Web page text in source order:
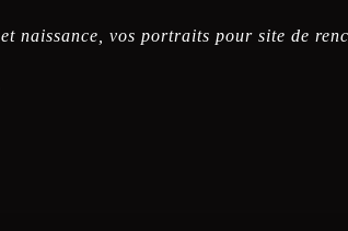
naissance, vos portraits pour site de